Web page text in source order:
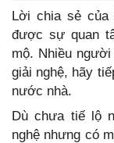
Lời chia sẻ của
được sự quan
mộ. Nhiều
giải nghệ, hãy
nước nhà.
Dù chưa tiế lộ
nghệ nhưng có